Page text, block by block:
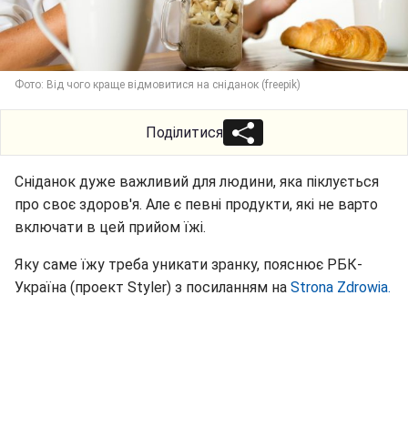
Фото: Від чого краще відмовитися на сніданок (freepik)
Поділитися
Сніданок дуже важливий для людини, яка піклується
про своє здоров'я. Але є певні продукти, які не варто
включати в цей прийом їжі.
Яку саме їжу треба уникати зранку, пояснює РБК-
Україна (проект Styler) з посиланням на Strona Zdrowia.